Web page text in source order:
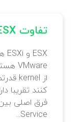
تفاوت ESX و ESXi
کنند تقریبا
فرق اصلی
Service...